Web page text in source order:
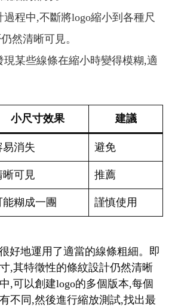
程中,不斷將logo縮小到各種尺
然清晰可見。
某些線條在縮小時變得模糊,適
小尺寸效果 建議
易消失 避免
晰可見 推薦
能糊成一團 謹慎使用
好地運用了適當的線條粗細。即
,其特徵性的條紋設計仍然清晰
,可以創建logo的多個版本,每個
不同,然後進行縮放測試,找出最